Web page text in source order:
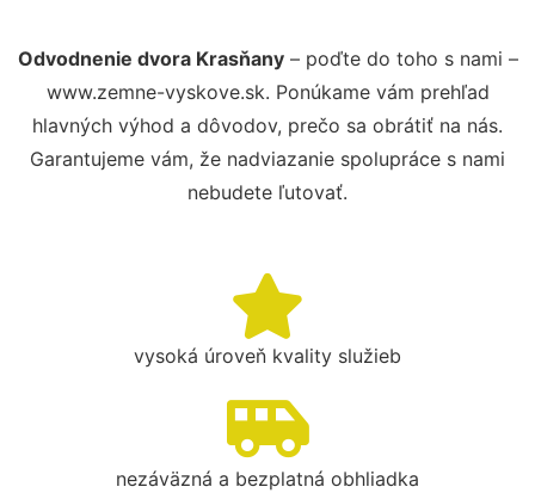
Odvodnenie dvora Krasňany– poďte do toho s nami –
www.zemne-vyskove.sk. Ponúkame vám prehľad
hlavných výhod a dôvodov, prečo sa obrátiť na nás.
Garantujeme vám, že nadviazanie spolupráce s nami
nebudete ľutovať.
vysoká úroveň kvality služieb
nezáväzná a bezplatná obhliadka